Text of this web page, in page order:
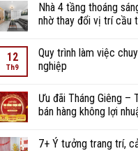
Nhà 4 tầng thoáng
nhờ thay đổi vị trí cầu
12
Th9
Quy trình làm việc
nghiệp
Ưu đãi Tháng Giêng –
bán hàng không lợi
7+ Ý tưởng trang trí,